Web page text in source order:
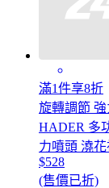
滿1件享8折
旋轉調節
HADER 多
力噴頭 澆
$528
(售價已折)